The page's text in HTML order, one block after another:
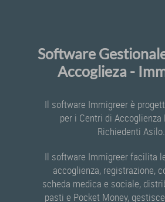
Software
Accoglieza -
Il software Immigreer è
per i Centri di Accoglienza
Richiedenti Asilo.
Il software Immigreer facilita
accoglienza, registrazione,
scheda medica e sociale,
pasti e Pocket Money,